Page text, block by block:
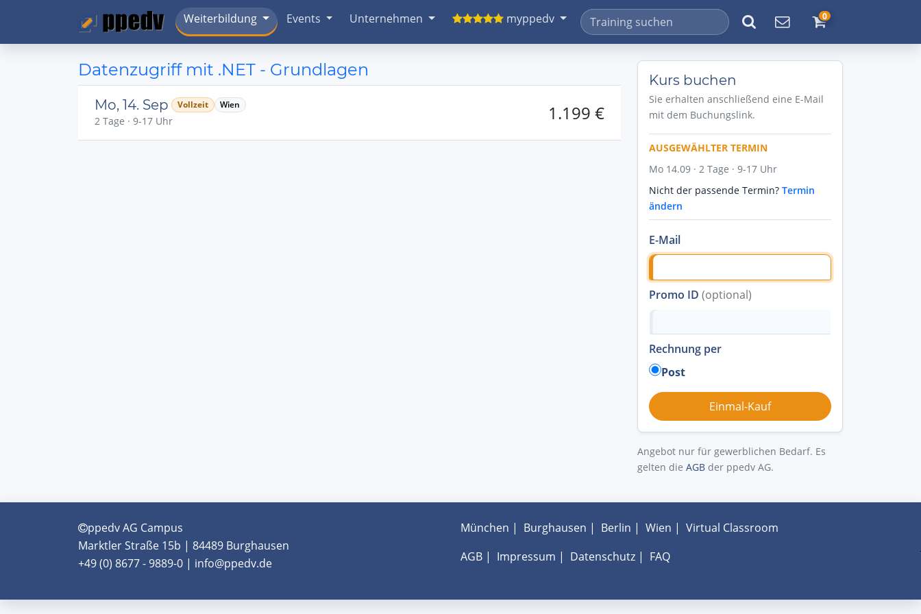
Weiterbildung Events Unternehmen myppedv 0
Datenzugriff mit .NET - Grundlagen
Mo, 14. Sep Vollzeit Wien
2 Tage · 9-17 Uhr 1.199 €
Kurs buchen
Sie erhalten anschließend eine E-Mail
mit dem Buchungslink.
AUSGEWÄHLTER TERMIN
Mo 14.09 · 2 Tage · 9-17 Uhr
Nicht der passende Termin? Termin
ändern
E-Mail
Promo ID (optional)
Rechnung per
Post
Angebot nur für gewerblichen Bedarf. Es
gelten die AGB der ppedv AG.
ppedv AG Campus
Marktler Straße 15b | 84489 Burghausen
+49 (0) 8677 - 9889-0 | info@ppedv.de
München | Burghausen | Berlin | Wien | Virtual Classroom
AGB| Impressum | Datenschutz| FAQ